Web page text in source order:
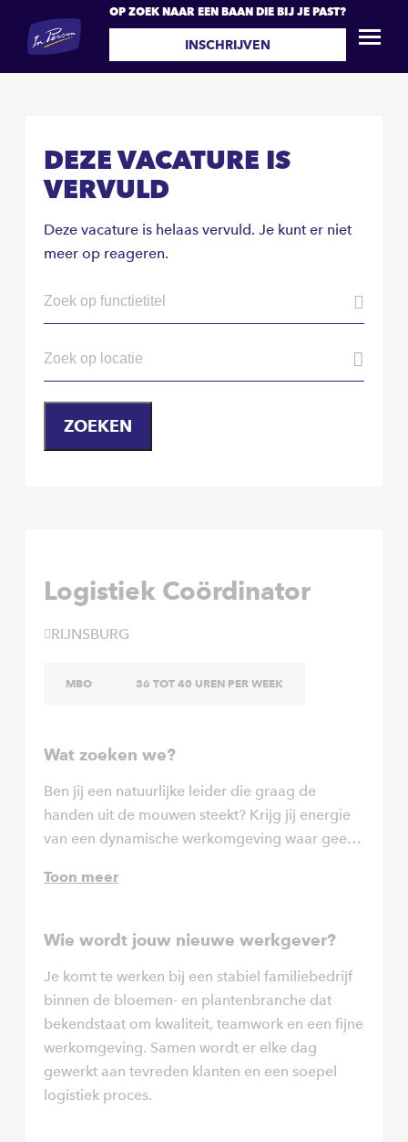
OP ZOEK NAAR EEN BAAN DIE BIJ JE PAST?
INSCHRIJVEN
DEZE VACATURE IS
VERVULD
Deze vacature is helaas vervuld. Je kunt er niet
meer op reageren.
ZOEKEN
Logistiek Coördinator
RIJNSBURG
MBO 36 TOT 40 UREN PER WEEK
Wat zoeken we?
Ben jij een natuurlijke leider die graag de
handen uit de mouwen steekt? Krijg jij energie
van een dynamische werkomgeving waar geen
beweging te krijgen én te houden? Dan is dit
Toon meer
Wie wordt jouw nieuwe werkgever?
Je komt te werken bij een stabiel familiebedrijf
binnen de bloemen- en plantenbranche dat
bekendstaat om kwaliteit, teamwork en een fijne
werkomgeving. Samen wordt er elke dag
gewerkt aan tevreden klanten en een soepel
logistiek proces.